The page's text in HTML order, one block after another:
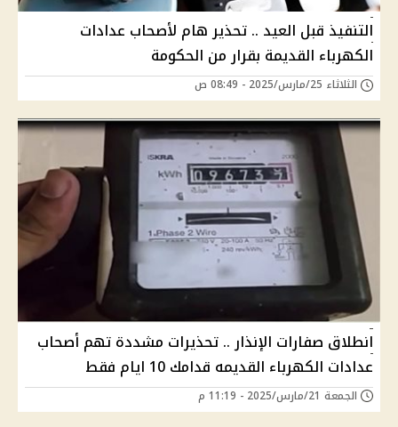
التنفيذ قبل العيد .. تحذير هام لأصحاب عدادات
الكهرباء القديمة بقرار من الحكومة
الثلاثاء 25/مارس/2025 - 08:49 ص
انطلاق صفارات الإنذار .. تحذيرات مشددة تهم أصحاب
عدادات الكهرباء القديمه قدامك 10 ايام فقط
الجمعة 21/مارس/2025 - 11:19 م